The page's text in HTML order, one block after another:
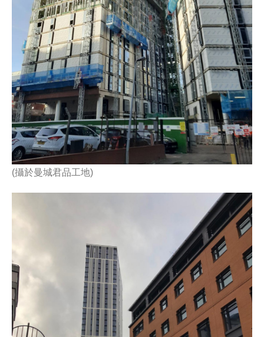
(攝於曼城君品工地)